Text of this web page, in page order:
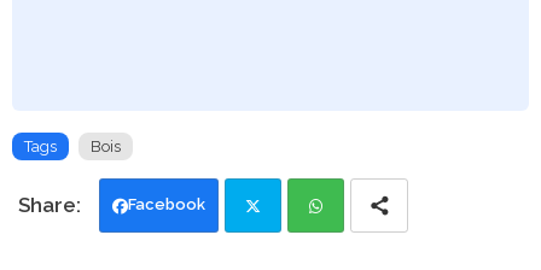
Tags Bois
Facebook